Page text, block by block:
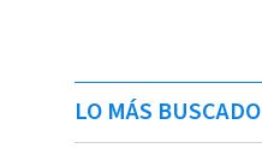
LO MÁS BUSCADO